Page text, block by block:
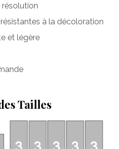
à la décoloration
et légère
Tailles